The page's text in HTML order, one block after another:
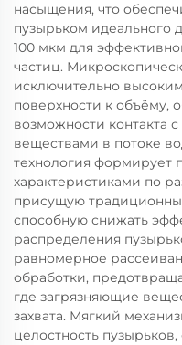
насыщения, что
пузырьком идеального
100 мкм для
частиц.
исключительно
поверхности к объёму,
возможности контакта
веществами в потоке
технология формирует
характеристиками по
присущую
способную снижать
распределения
равномерное
обработки,
где загрязняющие
захвата. Мягкий
целостность